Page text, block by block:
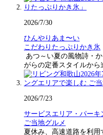
2026/7/30
ひんやりあま〜い
こだわりたっぷりかき氷
あつ～い夏の風物詩・
がらの定番スタイルか
2026/7/23
サービスエリア・パー
ご当地グルメ
夏休み、高速道路を利